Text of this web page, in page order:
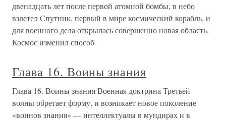
двенадцать лет после первой атомной бомбы, в небо
взлетел Спутник, первый в мире космический корабль, и
для военного дела открылась совершенно новая область.
Космос изменил способ
Глава 16. Воины знания
Глава 16. Воины знания Военная доктрина Третьей
волны обретает форму, и возникает новое поколение
«воинов знания» — интеллектуалы в мундирах и в